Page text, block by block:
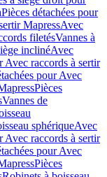
Pièces détachées pour
MapressAvec
filetésVannes à
inclinéAvec
Avec raccords à sertir
pour Avec
Pièces
Vannes de
sphériqueAvec
Avec raccords à sertir
pour Avec
Pièces